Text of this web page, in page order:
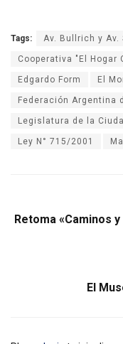
Tags: Av. Bullrich y Av.
Cooperativa "El Hogar
Edgardo Form El
Federación Argentina
Legislatura de la
Ley N° 715/2001
Retoma «Caminos
El